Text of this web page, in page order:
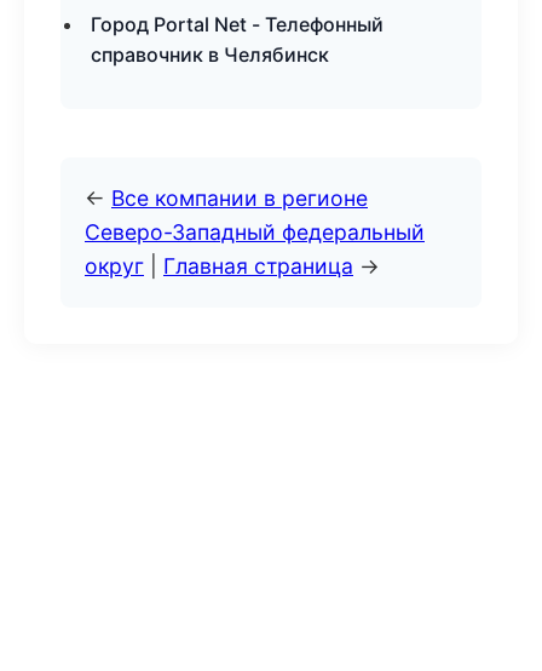
Город Portal Net - Телефонный
справочник в Челябинск
← Все компании в регионе
Северо-Западный федеральный
округ
Главная страница →